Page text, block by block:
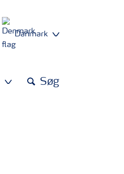
Danmark
Søg